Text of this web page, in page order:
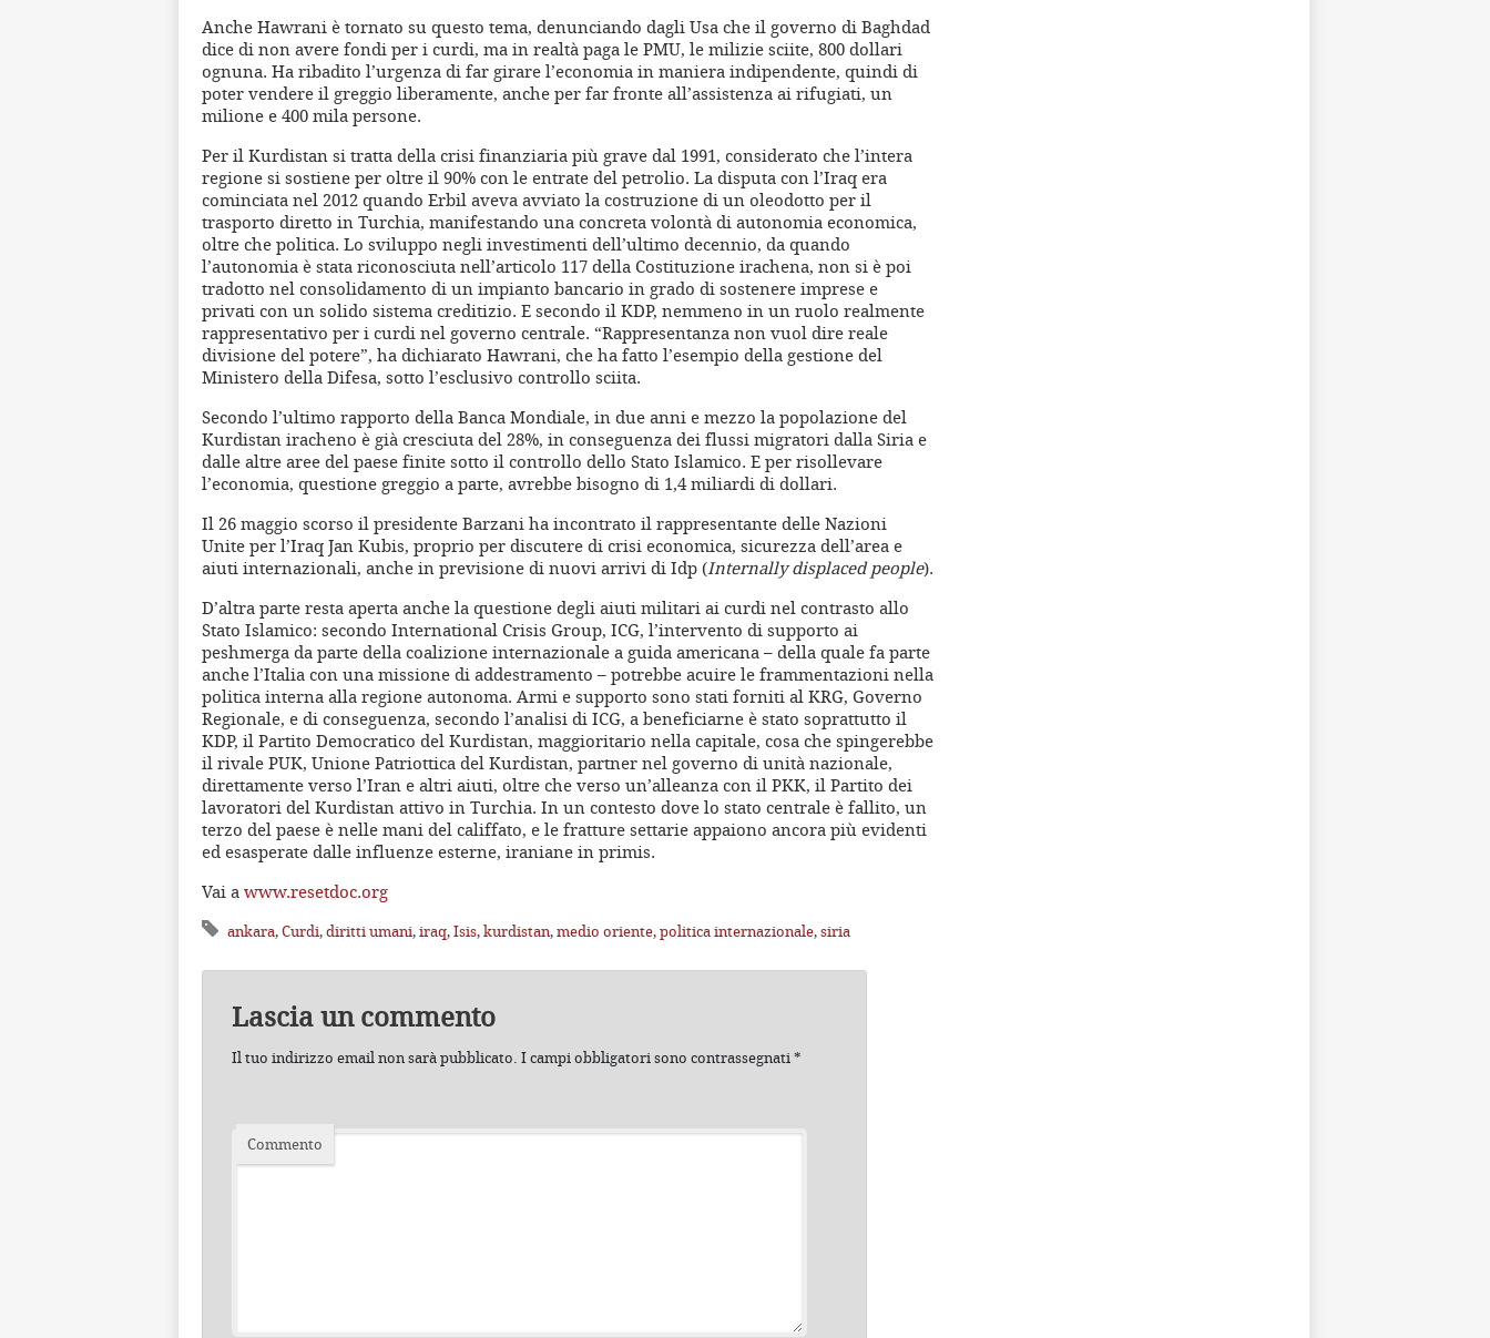
Anche Hawrani è tornato su questo tema, denunciando dagli Usa che il governo di Baghdad
dice di non avere fondi per i curdi, ma in realtà paga le PMU, le milizie sciite, 800 dollari
ognuna. Ha ribadito l’urgenza di far girare l’economia in maniera indipendente, quindi di
poter vendere il greggio liberamente, anche per far fronte all’assistenza ai rifugiati, un
milione e 400 mila persone.
Per il Kurdistan si tratta della crisi finanziaria più grave dal 1991, considerato che l’intera
regione si sostiene per oltre il 90% con le entrate del petrolio. La disputa con l’Iraq era
cominciata nel 2012 quando Erbil aveva avviato la costruzione di un oleodotto per il
trasporto diretto in Turchia, manifestando una concreta volontà di autonomia economica,
oltre che politica. Lo sviluppo negli investimenti dell’ultimo decennio, da quando
l’autonomia è stata riconosciuta nell’articolo 117 della Costituzione irachena, non si è poi
tradotto nel consolidamento di un impianto bancario in grado di sostenere imprese e
privati con un solido sistema creditizio. E secondo il KDP, nemmeno in un ruolo realmente
rappresentativo per i curdi nel governo centrale. “Rappresentanza non vuol dire reale
divisione del potere”, ha dichiarato Hawrani, che ha fatto l’esempio della gestione del
Ministero della Difesa, sotto l’esclusivo controllo sciita.
Secondo l’ultimo rapporto della Banca Mondiale, in due anni e mezzo la popolazione del
Kurdistan iracheno è già cresciuta del 28%, in conseguenza dei flussi migratori dalla Siria e
dalle altre aree del paese finite sotto il controllo dello Stato Islamico. E per risollevare
l’economia, questione greggio a parte, avrebbe bisogno di 1,4 miliardi di dollari.
Il 26 maggio scorso il presidente Barzani ha incontrato il rappresentante delle Nazioni
Unite per l’Iraq Jan Kubis, proprio per discutere di crisi economica, sicurezza dell’area e
aiuti internazionali, anche in previsione di nuovi arrivi di Idp (Internally displaced people).
D’altra parte resta aperta anche la questione degli aiuti militari ai curdi nel contrasto allo
Stato Islamico: secondo International Crisis Group, ICG, l’intervento di supporto ai
peshmerga da parte della coalizione internazionale a guida americana – della quale fa parte
anche l’Italia con una missione di addestramento – potrebbe acuire le frammentazioni nella
politica interna alla regione autonoma. Armi e supporto sono stati forniti al KRG, Governo
Regionale, e di conseguenza, secondo l’analisi di ICG, a beneficiarne è stato soprattutto il
KDP, il Partito Democratico del Kurdistan, maggioritario nella capitale, cosa che spingerebbe
il rivale PUK, Unione Patriottica del Kurdistan, partner nel governo di unità nazionale,
direttamente verso l’Iran e altri aiuti, oltre che verso un’alleanza con il PKK, il Partito dei
lavoratori del Kurdistan attivo in Turchia. In un contesto dove lo stato centrale è fallito, un
terzo del paese è nelle mani del califfato, e le fratture settarie appaiono ancora più evidenti
ed esasperate dalle influenze esterne, iraniane in primis.
Vai a www.resetdoc.org
ankara,Curdi,diritti umani,iraq,Isis,kurdistan,medio oriente,politica internazionale,siria
Lascia un commento
Il tuo indirizzo email non sarà pubblicato. I campi obbligatori sono contrassegnati*
Commento